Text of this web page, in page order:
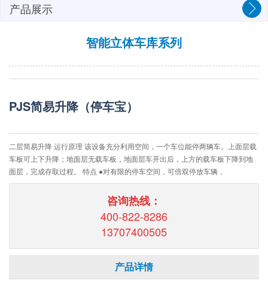
产品展示
智能立体车库系列
PJS简易升降（停车宝）
二层简易升降 运行原理 该设备充分利用空间，一个车位能停两辆车。上面层载
车板可上下升降；地面层无载车板，地面层车开出后，上方的载车板下降到地
面层，完成存取过程。 特点 ●对有限的停车空间，可倍双停放车辆，
咨询热线：
400-822-8286
13707400505
产品详情